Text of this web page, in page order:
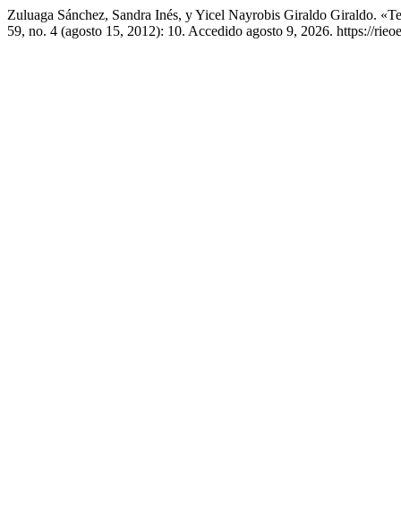
Zuluaga Sánchez, Sandra Inés, y Yicel Nayrobis Giraldo Giraldo.
59, no. 4 (agosto 15, 2012): 10. Accedido agosto 9, 2026. https://